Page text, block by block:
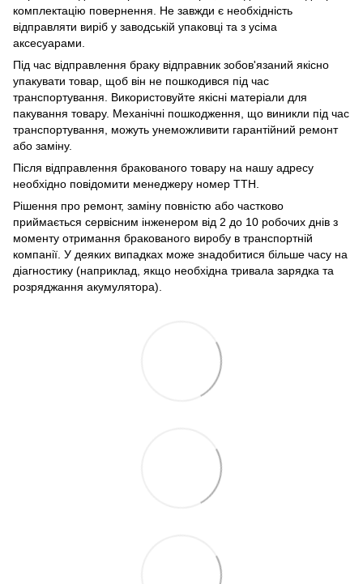
комплектацію повернення. Не завжди є необхідність
відправляти виріб у заводській упаковці та з усіма
аксесуарами.
Під час відправлення браку відправник зобов'язаний якісно
упакувати товар, щоб він не пошкодився під час
транспортування. Використовуйте якісні матеріали для
пакування товару. Механічні пошкодження, що виникли під час
транспортування, можуть унеможливити гарантійний ремонт
або заміну.
Після відправлення бракованого товару на нашу адресу
необхідно повідомити менеджеру номер ТТН.
Рішення про ремонт, заміну повністю або частково
приймається сервісним інженером від 2 до 10 робочих днів з
моменту отримання бракованого виробу в транспортній
компанії. У деяких випадках може знадобитися більше часу на
діагностику (наприклад, якщо необхідна тривала зарядка та
розряджання акумулятора).